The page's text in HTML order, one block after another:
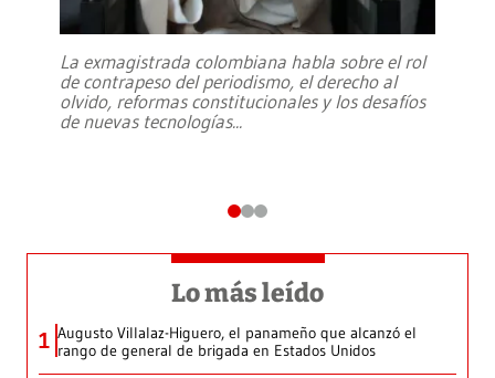
La exmagistrada colombiana habla sobre el rol
de contrapeso del periodismo, el derecho al
olvido, reformas constitucionales y los desafíos
de nuevas tecnologías...
Lo más leído
1 Augusto Villalaz-Higuero, el panameño que alcanzó el
rango de general de brigada en Estados Unidos